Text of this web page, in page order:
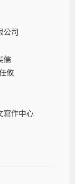
公司
儒
攸
寫作中心